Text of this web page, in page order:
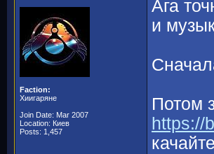
Faction:
Хиигаряне
Join Date: Mar 2007
Location: Киев
Posts: 1,457
Ага
и
Потом
https://